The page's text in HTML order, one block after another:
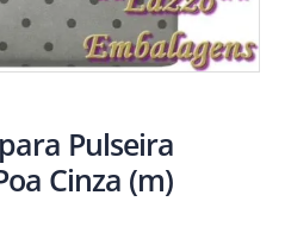
Pulseira
Cinza (m)